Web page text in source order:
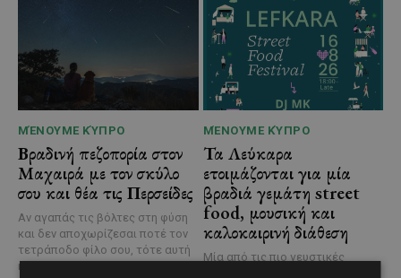
ΜΈΝΟΥΜΕ ΚΎΠΡΟ
Βραδινή πεζοπορία στον
Μαχαιρά με τον σκύλο
σου και θέα τις Περσείδες
Αν αγαπάς τις βόλτες στη φύση
και δεν αποχωρίζεσαι ποτέ τον
τετράποδο φίλο σου, τότε αυτή
η εμπειρία...
ΜΈΝΟΥΜΕ ΚΎΠΡΟ
Τα Λεύκαρα
ετοιμάζονται για μία
βραδιά γεμάτη street
food, μουσική και
καλοκαιρινή διάθεση
Μία από τις πιο γευστικές